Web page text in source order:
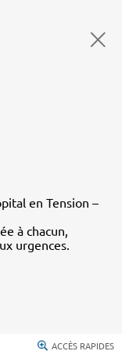
en Tension –
à chacun,
urgences.
ACCÈS RAPIDES